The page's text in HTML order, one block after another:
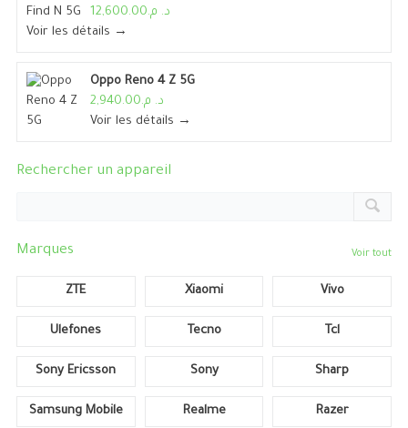
د. م.12,600.00
Voir les détails →
Oppo Reno 4 Z 5G
د. م.2,940.00
Voir les détails →
Rechercher un appareil
Marques Voir tout
ZTE Xiaomi Vivo
Ulefones Tecno Tcl
Sony Ericsson Sony Sharp
Samsung Mobile Realme Razer